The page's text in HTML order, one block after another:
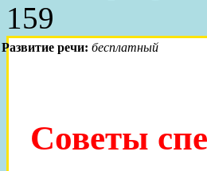
159
Развитие речи: бесплатный
Советы